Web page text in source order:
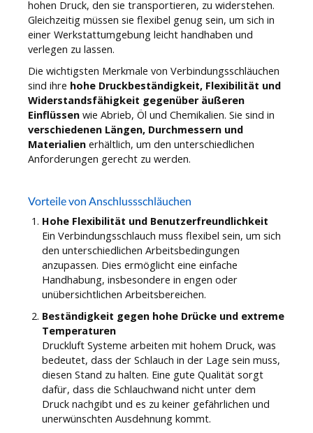
hohen Druck, den sie transportieren, zu widerstehen.
Gleichzeitig müssen sie flexibel genug sein, um sich in
einer Werkstattumgebung leicht handhaben und
verlegen zu lassen.
Die wichtigsten Merkmale von Verbindungsschläuchen
sind ihre hohe Druckbeständigkeit, Flexibilität und
Widerstandsfähigkeit gegenüber äußeren
Einflüssen wie Abrieb, Öl und Chemikalien. Sie sind in
verschiedenen Längen, Durchmessern und
Materialien erhältlich, um den unterschiedlichen
Anforderungen gerecht zu werden.
Vorteile von Anschlussschläuchen
Hohe Flexibilität und Benutzerfreundlichkeit
Ein Verbindungsschlauch muss flexibel sein, um sich
den unterschiedlichen Arbeitsbedingungen
anzupassen. Dies ermöglicht eine einfache
Handhabung, insbesondere in engen oder
unübersichtlichen Arbeitsbereichen.
Beständigkeit gegen hohe Drücke und extreme
Temperaturen
Druckluft Systeme arbeiten mit hohem Druck, was
bedeutet, dass der Schlauch in der Lage sein muss,
diesen Stand zu halten. Eine gute Qualität sorgt
dafür, dass die Schlauchwand nicht unter dem
Druck nachgibt und es zu keiner gefährlichen und
unerwünschten Ausdehnung kommt.